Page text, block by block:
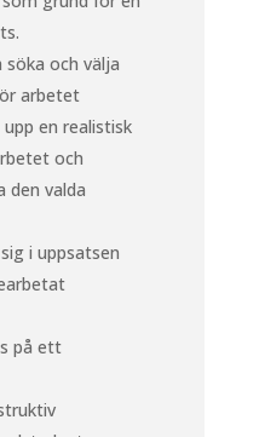
och välja
arbetet
en realistisk
och
den valda
i uppsatsen
på ett